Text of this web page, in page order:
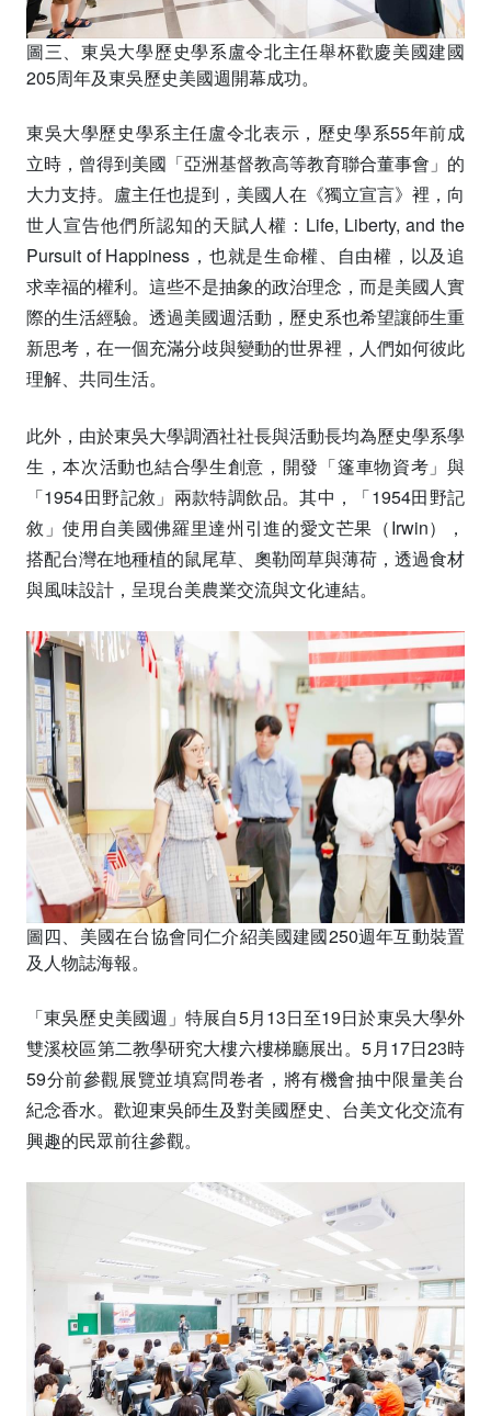
圖三、東吳大學歷史學系盧令北主任舉杯歡慶美國建國
205周年及東吳歷史美國週開幕成功。
東吳大學歷史學系主任盧令北表示，歷史學系55年前成
立時，曾得到美國「亞洲基督教高等教育聯合董事會」的
大力支持。盧主任也提到，美國人在《獨立宣言》裡，向
世人宣告他們所認知的天賦人權：Life, Liberty, and the
Pursuit of Happiness，也就是生命權、自由權，以及追
求幸福的權利。這些不是抽象的政治理念，而是美國人實
際的生活經驗。透過美國週活動，歷史系也希望讓師生重
新思考，在一個充滿分歧與變動的世界裡，人們如何彼此
理解、共同生活。
此外，由於東吳大學調酒社社長與活動長均為歷史學系學
生，本次活動也結合學生創意，開發「篷車物資考」與
「1954田野記敘」兩款特調飲品。其中，「1954田野記
敘」使用自美國佛羅里達州引進的愛文芒果（Irwin），
搭配台灣在地種植的鼠尾草、奧勒岡草與薄荷，透過食材
與風味設計，呈現台美農業交流與文化連結。
圖四、美國在台協會同仁介紹美國建國250週年互動裝置
及人物誌海報。
「東吳歷史美國週」特展自5月13日至19日於東吳大學外
雙溪校區第二教學研究大樓六樓梯廳展出。5月17日23時
59分前參觀展覽並填寫問卷者，將有機會抽中限量美台
紀念香水。歡迎東吳師生及對美國歷史、台美文化交流有
興趣的民眾前往參觀。